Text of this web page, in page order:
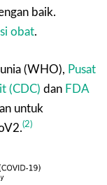
baik.
obat.
(WHO), Pusat
(CDC) dan FDA
untuk
(2)